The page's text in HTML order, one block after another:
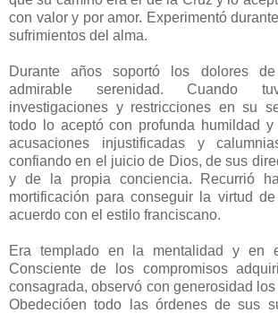
con valor y por amor. Experimentó
sufrimientos del alma.
Durante años soportó los dolores
admirable serenidad. Cuando
investigaciones y restricciones en su
todo lo aceptó con profunda humildad y
acusaciones injustificadas y
confiando en el juicio de Dios, de sus
y de la propia conciencia. Recurrió
mortificación para conseguir la virtud
acuerdo con el estilo franciscano.
Era templado en la mentalidad y en
Consciente de los compromisos
consagrada, observó con generosidad
Obedecióen todo las órdenes de sus